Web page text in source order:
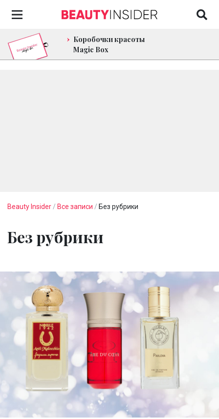
Коробочки красоты
Magic Box
Beauty Insider / Все записи / Без рубрики
Без рубрики